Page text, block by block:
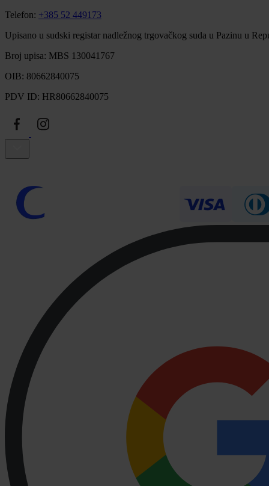
Telefon: +385 52 449173
Upisano u sudski registar nadležnog trgovačkog suda u Pazinu u
Broj upisa: MBS 130041767
OIB: 80662840075
PDV ID: HR80662840075